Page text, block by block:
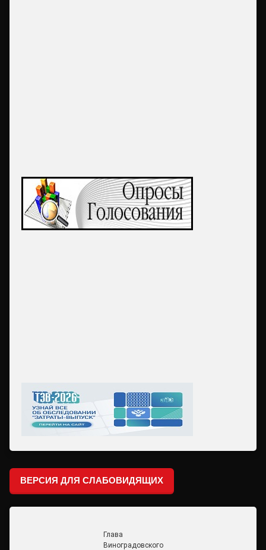
ВЕРСИЯ ДЛЯ СЛАБОВИДЯЩИХ
Глава
Виноградовского